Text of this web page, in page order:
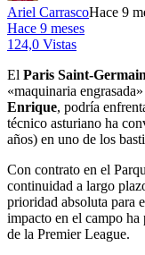
Ariel CarrascoHace 9
Hace 9 meses
124,0 Vistas
El Paris Saint-
«maquinaria
Enrique, podría
técnico asturiano ha
años) en uno de los
Con contrato en el
continuidad a largo
prioridad absoluta para
impacto en el campo ha
de la Premier League.